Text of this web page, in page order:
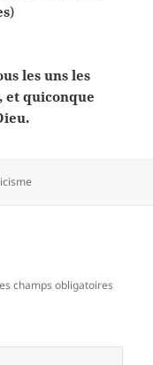
)
les uns les
et quiconque
champs obligatoires